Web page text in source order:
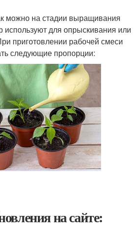
можно на стадии выращивания
используют для опрыскивания или
приготовлении рабочей смеси
следующие пропорции:
на сайте: